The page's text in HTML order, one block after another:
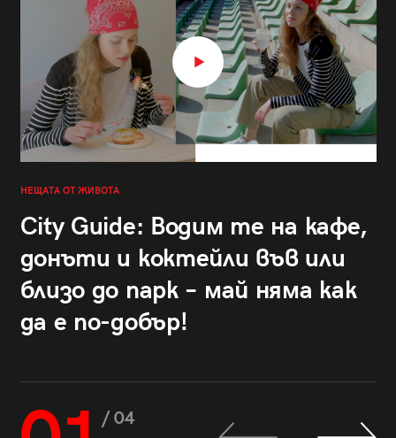
НЕЩАТА ОТ ЖИВОТА
City Guide: Водим те на кафе,
донъти и коктейли във или
близо до парк – май няма как
да е по-добър!
/ 04